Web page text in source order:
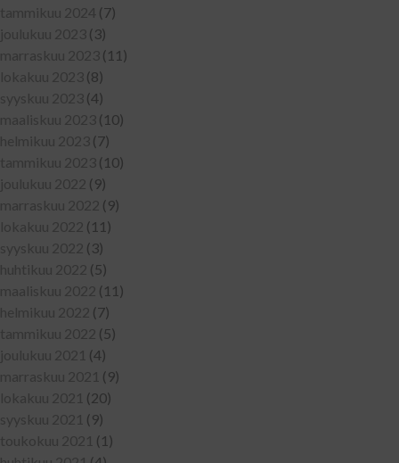
tammikuu 2024
(7)
joulukuu 2023 (3)
marraskuu 2023 (11)
lokakuu 2023 (8)
syyskuu 2023 (4)
maaliskuu 2023 (10)
helmikuu 2023 (7)
tammikuu 2023 (10)
joulukuu 2022 (9)
marraskuu 2022 (9)
lokakuu 2022 (11)
syyskuu 2022 (3)
huhtikuu 2022 (5)
maaliskuu 2022 (11)
helmikuu 2022 (7)
tammikuu 2022 (5)
joulukuu 2021
(4)
marraskuu 2021
(9)
lokakuu 2021
(20)
syyskuu 2021
(9)
toukokuu 2021
(1)